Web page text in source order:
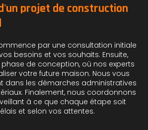
projet de construction
par une consultation initiale
besoins et vos souhaits. Ensuite,
de conception, où nos experts
votre future maison. Nous vous
dans les démarches administratives
Finalement, nous coordonnons
à ce que chaque étape soit
et selon vos attentes.